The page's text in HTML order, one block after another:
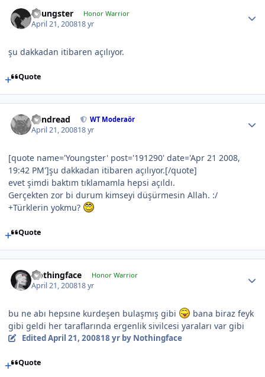
Youngster Honor Warrior
April 21, 200818 yr
şu dakkadan itibaren açılıyor.
Quote
Vandread WT Moderaör
April 21, 200818 yr
[quote name='Youngster' post='191290' date='Apr 21 2008,
19:42 PM']şu dakkadan itibaren açılıyor.[/quote]
evet şimdi baktım tıklamamla hepsi açıldı.
Gerçekten zor bi durum kimseyi düşürmesin Allah. :/
+Türklerin yokmu?
Quote
Nothingface Honor Warrior
April 21, 200818 yr
bu ne abı hepsıne kurdeşen bulaşmış gibi
bana biraz feyk
gibi geldi her taraflarında ergenlik sivilcesi yaraları var gibi
Edited April 21, 200818 yrby Nothingface
Quote